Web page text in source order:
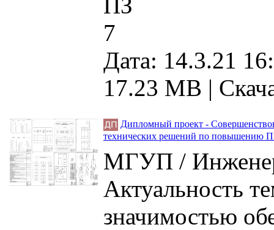
7
Дата: 14.3.21
17.23 MB |
Дипломный проект -
технических решений по повышению
МГУП /
Актуальность
значимостью